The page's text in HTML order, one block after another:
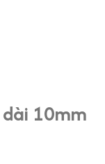
10mm